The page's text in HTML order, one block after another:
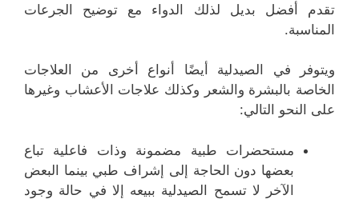
تقدم أفضل بديل لذلك الدواء مع توضيح الجرعات
المناسبة.
ويتوفر في الصيدلية أيضًا أنواع أخرى من العلاجات
الخاصة بالبشرة والشعر وكذلك علاجات الأعشاب وغيرها
على النحو التالي:
مستحضرات طبية مضمونة وذات فاعلية تباع
بعضها دون الحاجة إلى إشراف طبي بينما البعض
الآخر لا تسمح الصيدلية ببيعه إلا في حالة وجود